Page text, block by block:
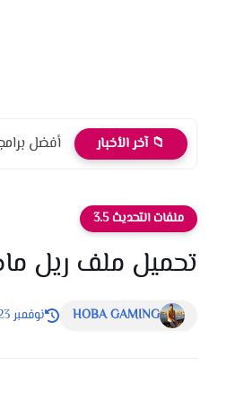
📁 آخر الأخبار أفضل برامج
ملفات التحديث 3.5
تحميل ملف ريل ماجيك بوليت 180 كوريه
HOBA GAMING نوفمبر 23, 2024